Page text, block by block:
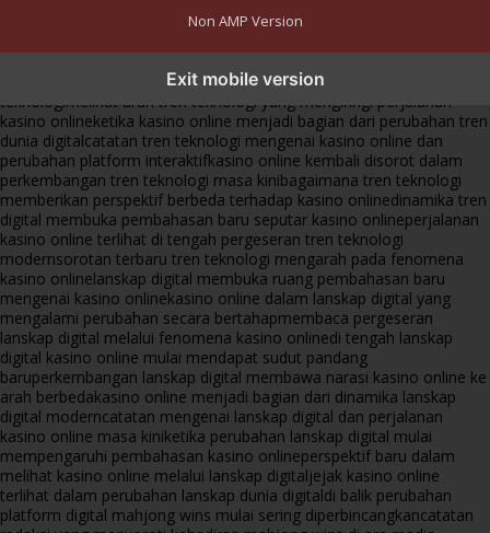
Non AMP Version
Exit mobile version
kasino online muncul seiring pergeseran tren platform
teknologimelihat arah tren teknologi yang mengiringi perjalanan
kasino onlineketika kasino online menjadi bagian dari perubahan tren
dunia digitalcatatan tren teknologi mengenai kasino online dan
perubahan platform interaktifkasino online kembali disorot dalam
perkembangan tren teknologi masa kinibagaimana tren teknologi
memberikan perspektif berbeda terhadap kasino onlinedinamika tren
digital membuka pembahasan baru seputar kasino onlineperjalanan
kasino online terlihat di tengah pergeseran tren teknologi
modernsorotan terbaru tren teknologi mengarah pada fenomena
kasino onlinelanskap digital membuka ruang pembahasan baru
mengenai kasino onlinekasino online dalam lanskap digital yang
mengalami perubahan secara bertahapmembaca pergeseran
lanskap digital melalui fenomena kasino onlinedi tengah lanskap
digital kasino online mulai mendapat sudut pandang
baruperkembangan lanskap digital membawa narasi kasino online ke
arah berbedakasino online menjadi bagian dari dinamika lanskap
digital moderncatatan mengenai lanskap digital dan perjalanan
kasino online masa kiniketika perubahan lanskap digital mulai
mempengaruhi pembahasan kasino onlineperspektif baru dalam
melihat kasino online melalui lanskap digitaljejak kasino online
terlihat dalam perubahan lanskap dunia digitaldi balik perubahan
platform digital mahjong wins mulai sering diperbincangkancatatan